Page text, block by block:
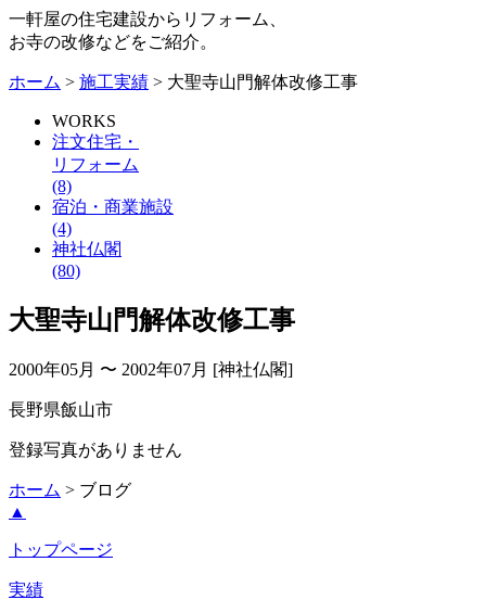
一軒屋の住宅建設からリフォーム、
お寺の改修などをご紹介。
ホーム > 施工実績 > 大聖寺山門解体改修工事
WORKS
注文住宅・
リフォーム
(8)
宿泊・商業施設
(4)
神社仏閣
(80)
大聖寺山門解体改修工事
2000年05月 〜 2002年07月 [神社仏閣]
長野県飯山市
登録写真がありません
ホーム > ブログ
▲
トップページ
実績